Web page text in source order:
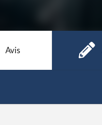
Avis